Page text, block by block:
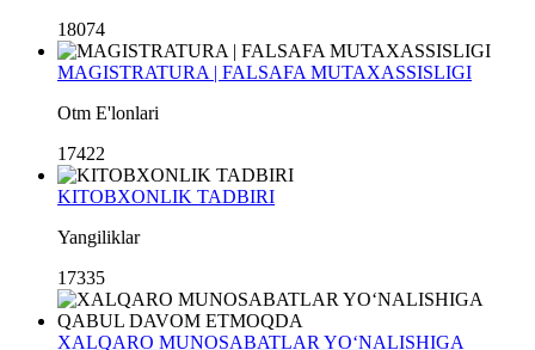
18074
MAGISTRATURA | FALSAFA MUTAXASSISLIGI
Otm E'lonlari
17422
KITOBXONLIK TADBIRI
Yangiliklar
17335
XALQARO MUNOSABATLAR YO‘NALISHIGA